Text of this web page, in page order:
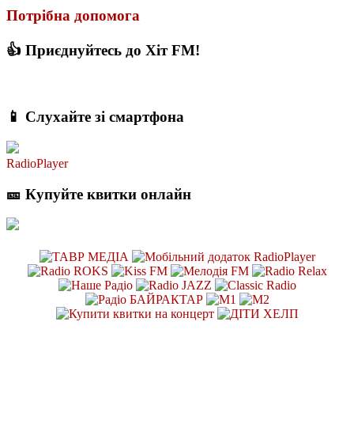
Потрібна допомога
👍 Приєднуйтесь до Хіт FM!
📱 Слухайте зі смартфона
RadioPlayer
🎫 Купуйте квитки онлайн